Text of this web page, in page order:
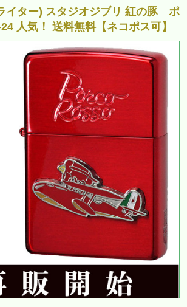
イター) スタジオジブリ 紅の豚 ポ
人気！ 送料無料【ネコポス可】